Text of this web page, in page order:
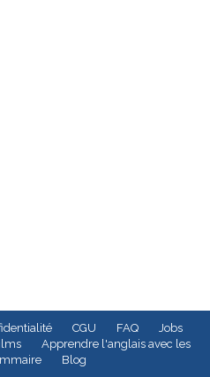
CGU FAQ
Jobs
Apprendre l'anglais avec les
Blog